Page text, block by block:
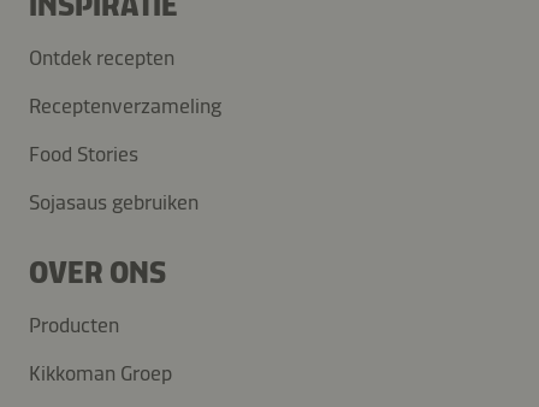
Ontdek recepten
Receptenverzameling
Food Stories
Sojasaus gebruiken
OVER ONS
Producten
Kikkoman Groep